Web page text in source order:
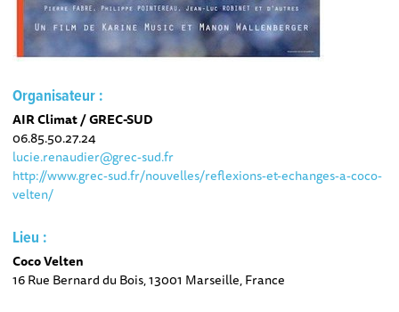
Organisateur :
AIR Climat / GREC-SUD
06.85.50.27.24
lucie.renaudier@grec-sud.fr
http://www.grec-sud.fr/nouvelles/reflexions-et-echanges-a-coco-
velten/
Lieu :
Coco Velten
16 Rue Bernard du Bois, 13001 Marseille, France